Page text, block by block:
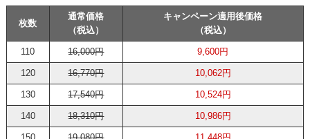
枚数
通常価格
（税込）
キャンペーン適用後価格
（税込）
110 16,000円 9,600円
120 16,770円 10,062円
130 17,540円 10,524円
140 18,310円 10,986円